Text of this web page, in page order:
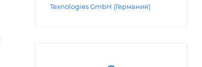
Texnologies GmbH (Германия)